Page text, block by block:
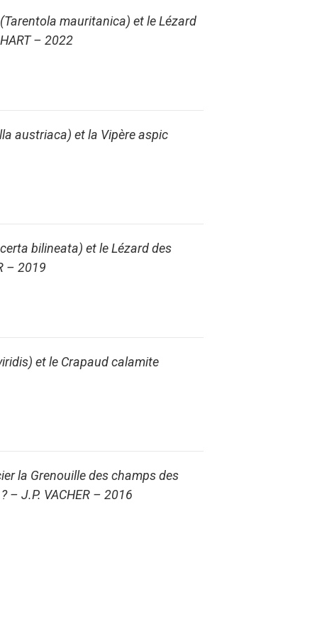
mauritanica) et le Lézard
– 2022
austriaca) et la Vipère aspic
bilineata) et le Lézard des
– 2019
) et le Crapaud calamite
la Grenouille des champs des
– J.P. VACHER – 2016